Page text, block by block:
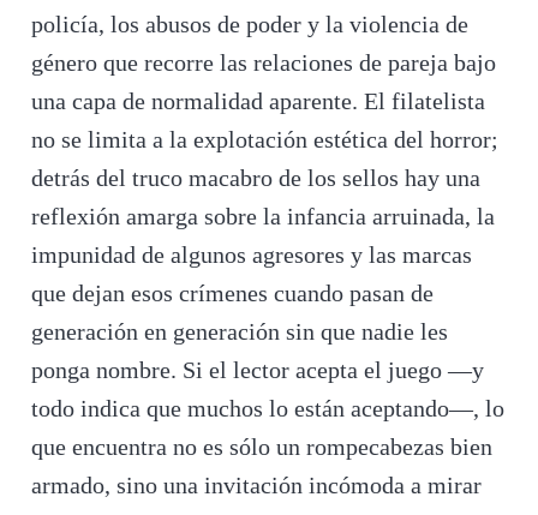
policía, los abusos de poder y la violencia de
género que recorre las relaciones de pareja bajo
una capa de normalidad aparente. El filatelista
no se limita a la explotación estética del horror;
detrás del truco macabro de los sellos hay una
reflexión amarga sobre la infancia arruinada, la
impunidad de algunos agresores y las marcas
que dejan esos crímenes cuando pasan de
generación en generación sin que nadie les
ponga nombre. Si el lector acepta el juego —y
todo indica que muchos lo están aceptando—, lo
que encuentra no es sólo un rompecabezas bien
armado, sino una invitación incómoda a mirar